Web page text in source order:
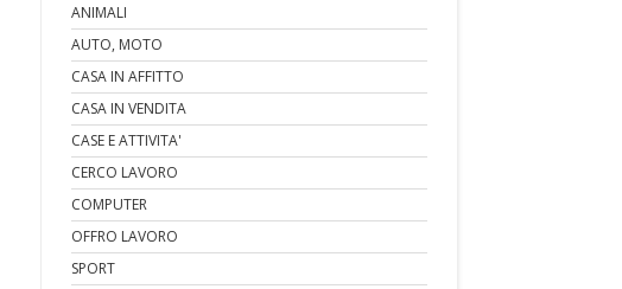
ANIMALI
AUTO, MOTO
CASA IN AFFITTO
CASA IN VENDITA
CASE E ATTIVITA'
CERCO LAVORO
COMPUTER
OFFRO LAVORO
SPORT